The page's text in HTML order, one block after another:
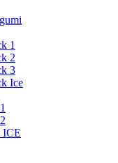
1
2
3
Ice
ICE